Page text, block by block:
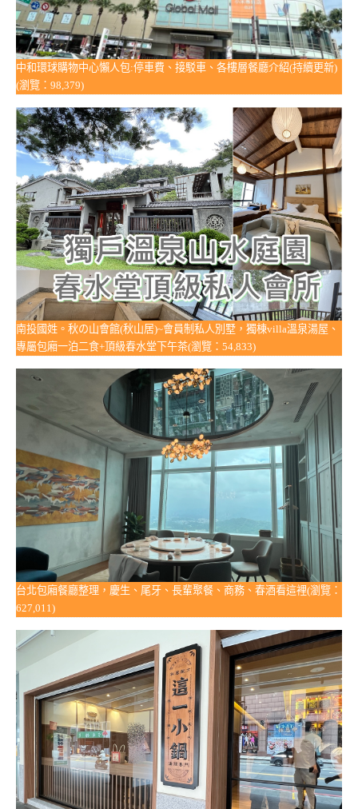
中和環球購物中心懶人包:停車費、接駁車、各樓層餐廳介紹(持續更新)
(瀏覽：98,379)
南投國姓。秋の山會館(秋山居)~會員制私人別墅，獨棟villa溫泉湯屋、
專屬包廂一泊二食+頂級春水堂下午茶(瀏覽：54,833)
台北包廂餐廳整理，慶生、尾牙、長輩聚餐、商務、春酒看這裡(瀏覽：
627,011)